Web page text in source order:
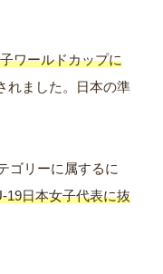
ワールドカップに
れました。日本の準
ゴリーに属するに
19日本女子代表に抜